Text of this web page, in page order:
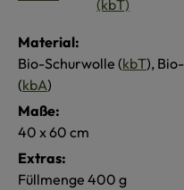
Material:
Bio-Schurwolle (kbT),
(kbA)
Maße:
40 x 60 cm
Extras:
Füllmenge 400 g